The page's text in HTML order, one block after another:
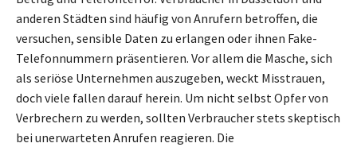
anderen Städten sind häufig von Anrufern betroffen, die
versuchen, sensible Daten zu erlangen oder ihnen Fake-
Telefonnummern präsentieren. Vor allem die Masche, sich
als seriöse Unternehmen auszugeben, weckt Misstrauen,
doch viele fallen darauf herein. Um nicht selbst Opfer von
Verbrechern zu werden, sollten Verbraucher stets skeptisch
bei unerwarteten Anrufen reagieren. Die